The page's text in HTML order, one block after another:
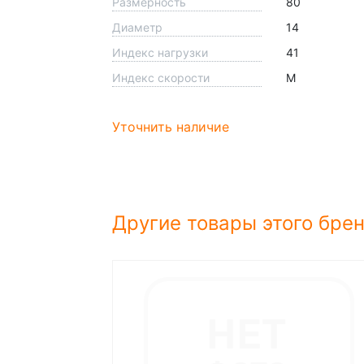
Диаметр
14
Индекс нагрузки
41
Индекс скорости
M
Уточнить наличие
Другие товары этого